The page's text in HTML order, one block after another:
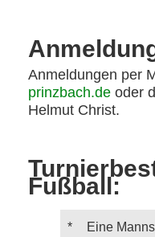
Anmeldungen per
prinzbach.de oder
Helmut Christ.
Fußball:
*
Eine